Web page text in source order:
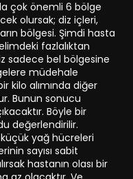
çok önemli 6 bölge
olursak; diz içleri,
bölgesi. Şimdi hasta
fazlalıktan
sadece bel bölgesine
müdehale
kilo alımında diğer
Bunun sonucu
Böyle bir
değerlendirilir.
yağ hücreleri
sayısı sabit
hastanın olası bir